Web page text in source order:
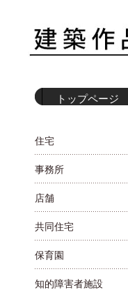
トップページ
住宅
事務所
店舗
共同住宅
保育園
知的障害者施設